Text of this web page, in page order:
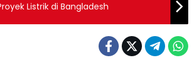
Listrik di Bangladesh